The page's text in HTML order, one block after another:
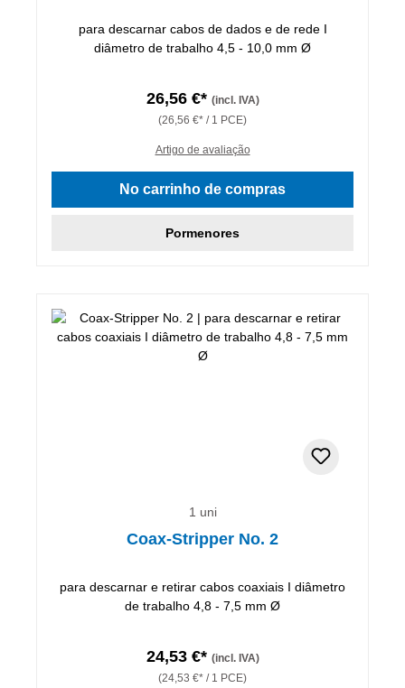
para descarnar cabos de dados e de rede I
diâmetro de trabalho 4,5 - 10,0 mm Ø
26,56 €* (incl. IVA)
(26,56 €* / 1 PCE)
Artigo de avaliação
No carrinho de compras
Pormenores
1 uni
Coax-Stripper No. 2
para descarnar e retirar cabos coaxiais I diâmetro
de trabalho 4,8 - 7,5 mm Ø
24,53 €* (incl. IVA)
(24,53 €* / 1 PCE)